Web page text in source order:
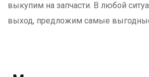
выкупим на запчасти. В любой
выход, предложим самые